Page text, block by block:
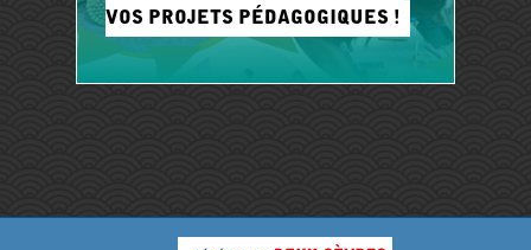
vos projets pédagogiques !